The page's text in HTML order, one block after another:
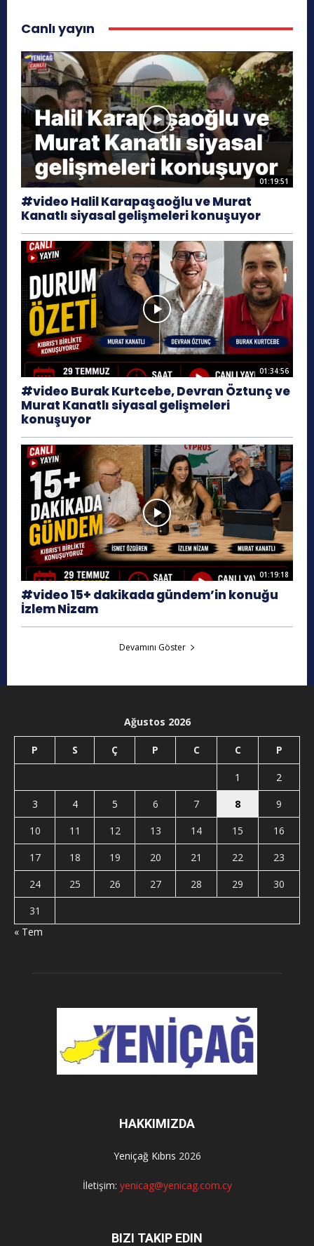
Canlı yayın
01:19:51
#video Halil Karapaşaoğlu ve Murat
Kanatlı siyasal gelişmeleri konuşuyor
01:34:56
#video Burak Kurtcebe, Devran Öztunç ve
Murat Kanatlı siyasal gelişmeleri
konuşuyor
01:19:18
#video 15+ dakikada gündem’in konuğu
İzlem Nizam
Devamını Göster
Ağustos 2026
P S Ç P C C P
1
2
3
4 5 6 7 8
9
10
11 12 13 14 15
16
17
18 19 20 21 22
23
24
25 26 27 28 29
30
31
« Tem
HAKKIMIZDA
Yeniçağ Kıbrıs 2026
İletişim: yenicag@yenicag.com.cy
BIZI TAKIP EDIN